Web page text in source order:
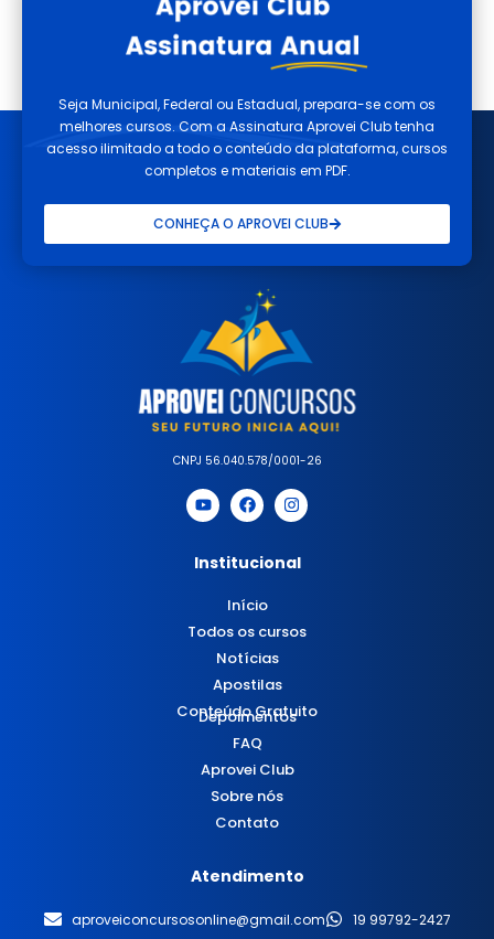
Seja Municipal, Federal ou Estadual, prepara-se com os
melhores cursos. Com a Assinatura Aprovei Club tenha
acesso ilimitado a todo o conteúdo da plataforma, cursos
completos e materiais em PDF.
CONHEÇA O APROVEI CLUB
CNPJ 56.040.578/0001-26
Institucional
Início
Todos os cursos
Notícias
Apostilas
Conteúdo Gratuito
Depoimentos
FAQ
Aprovei Club
Sobre nós
Contato
Atendimento
aproveiconcursosonline@gmail.com 19 99792-2427